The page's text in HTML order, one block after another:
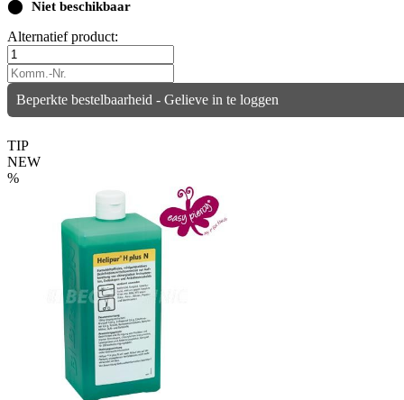
⬤ Niet beschikbaar
Alternatief product:
Beperkte bestelbaarheid - Gelieve in te loggen
TIP
NEW
%